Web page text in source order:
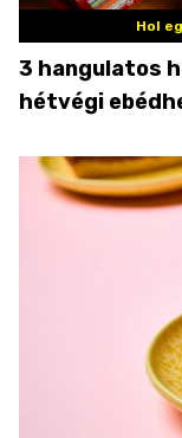
Hol
3 hangulatos
hétvégi